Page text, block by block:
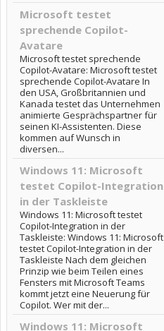
Microsoft testet
sprechende Copilot-
Avatare
Microsoft testet sprechende
Copilot-Avatare: Microsoft testet
sprechende Copilot-Avatare In
den USA, Großbritannien und
Kanada testet das Unternehmen
animierte Gesprächspartner für
seinen KI-Assistenten. Diese
kommen auf Wunsch in
diversen...
Windows 11: Microsoft
testet Copilot-Integration
in der Taskleiste
Windows 11: Microsoft testet
Copilot-Integration in der
Taskleiste: Windows 11: Microsoft
testet Copilot-Integration in der
Taskleiste Nach dem gleichen
Prinzip wie beim Teilen eines
Fensters mit Microsoft Teams
kommt jetzt eine Neuerung für
Copilot. Wer mit der...
Windows 11: Microsoft